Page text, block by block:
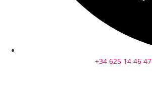
+34 625 14 46 47